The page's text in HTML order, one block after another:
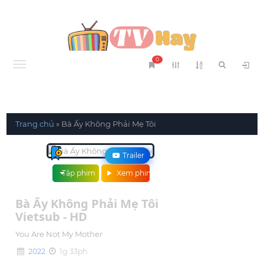
Menu
0
Trang chủ » Bà Ấy Không Phải Mẹ Tôi
Trailer
Xem phim
Tập phim
Bà Ấy Không Phải Mẹ Tôi
Vietsub - HD
You Are Not My Mother
2022
1g 33ph